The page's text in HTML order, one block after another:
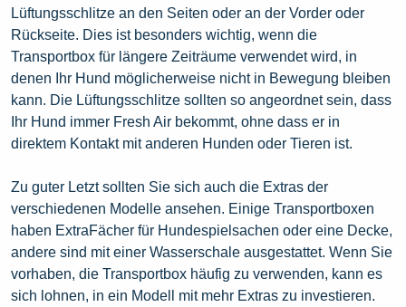
Lüftungsschlitze an den Seiten oder an der Vorder oder
Rückseite. Dies ist besonders wichtig, wenn die
Transportbox für längere Zeiträume verwendet wird, in
denen Ihr Hund möglicherweise nicht in Bewegung bleiben
kann. Die Lüftungsschlitze sollten so angeordnet sein, dass
Ihr Hund immer Fresh Air bekommt, ohne dass er in
direktem Kontakt mit anderen Hunden oder Tieren ist.
Zu guter Letzt sollten Sie sich auch die Extras der
verschiedenen Modelle ansehen. Einige Transportboxen
haben ExtraFächer für Hundespielsachen oder eine Decke,
andere sind mit einer Wasserschale ausgestattet. Wenn Sie
vorhaben, die Transportbox häufig zu verwenden, kann es
sich lohnen, in ein Modell mit mehr Extras zu investieren.